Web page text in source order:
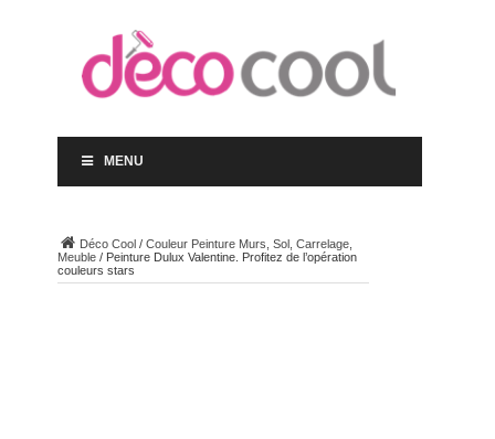
MENU
Déco Cool/ Couleur Peinture Murs, Sol, Carrelage,
Meuble/ Peinture Dulux Valentine. Profitez de l’opération
couleurs stars